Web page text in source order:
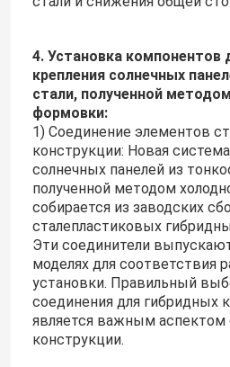
4. Установка компонентов
крепления солнечных
стали, полученной
формовки:
1) Соединение элементов
конструкции: Новая
солнечных панелей из
полученной методом
собирается из заводских
сталепластиковых
Эти соединители
моделях для соответствия
установки. Правильный
соединения для гибридных
является важным аспектом
конструкции.